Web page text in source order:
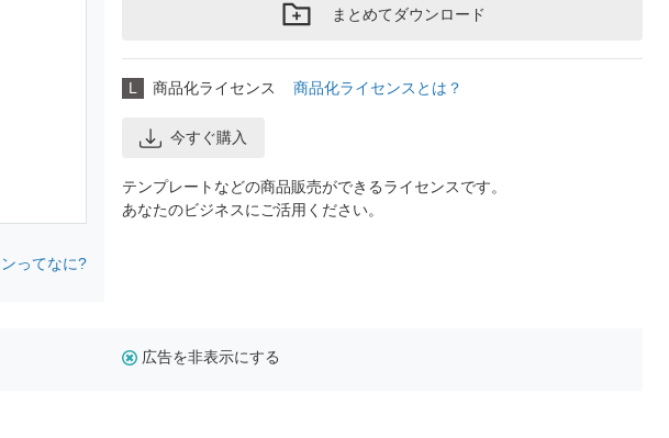
ってなに?
まとめてダウンロード
L 商品化ライセンス 商品化ライセンスとは？
今すぐ購入
テンプレートなどの商品販売ができるライセンスです。
あなたのビジネスにご活用ください。
広告を非表示にする